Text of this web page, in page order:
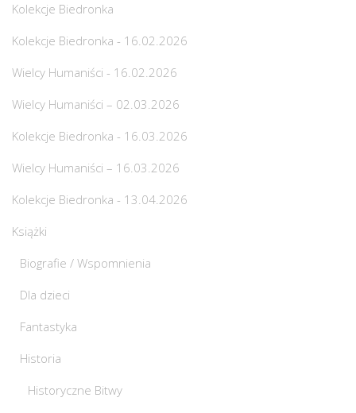
Kolekcje Biedronka
Kolekcje Biedronka - 16.02.2026
Wielcy Humaniści - 16.02.2026
Wielcy Humaniści – 02.03.2026
Kolekcje Biedronka - 16.03.2026
Wielcy Humaniści – 16.03.2026
Kolekcje Biedronka - 13.04.2026
Książki
Biografie / Wspomnienia
Dla dzieci
Fantastyka
Historia
Historyczne Bitwy